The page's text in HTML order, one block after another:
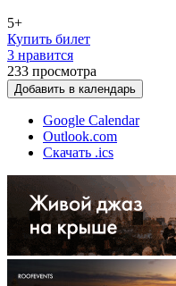
5+
Купить билет
3 нравится
233 просмотра
Добавить в календарь
Google Calendar
Outlook.com
Скачать .ics